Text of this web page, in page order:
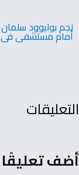
نجم بوليوود
أمام مستشفى
التعليقات
أضف تعليقًا